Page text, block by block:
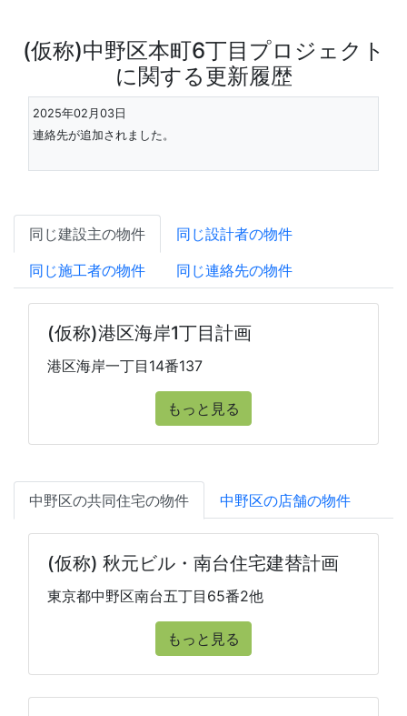
(仮称)中野区本町6丁目プロジェクト
に関する更新履歴
2025年02月03日
連絡先が追加されました。
同じ建設主の物件
同じ設計者の物件
同じ施工者の物件
同じ連絡先の物件
(仮称)港区海岸1丁目計画
港区海岸一丁目14番137
もっと見る
中野区の共同住宅の物件 中野区の店舗の物件
(仮称) 秋元ビル・南台住宅建替計画
東京都中野区南台五丁目65番2他
もっと見る